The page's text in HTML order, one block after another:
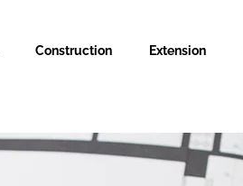
Construction Extension